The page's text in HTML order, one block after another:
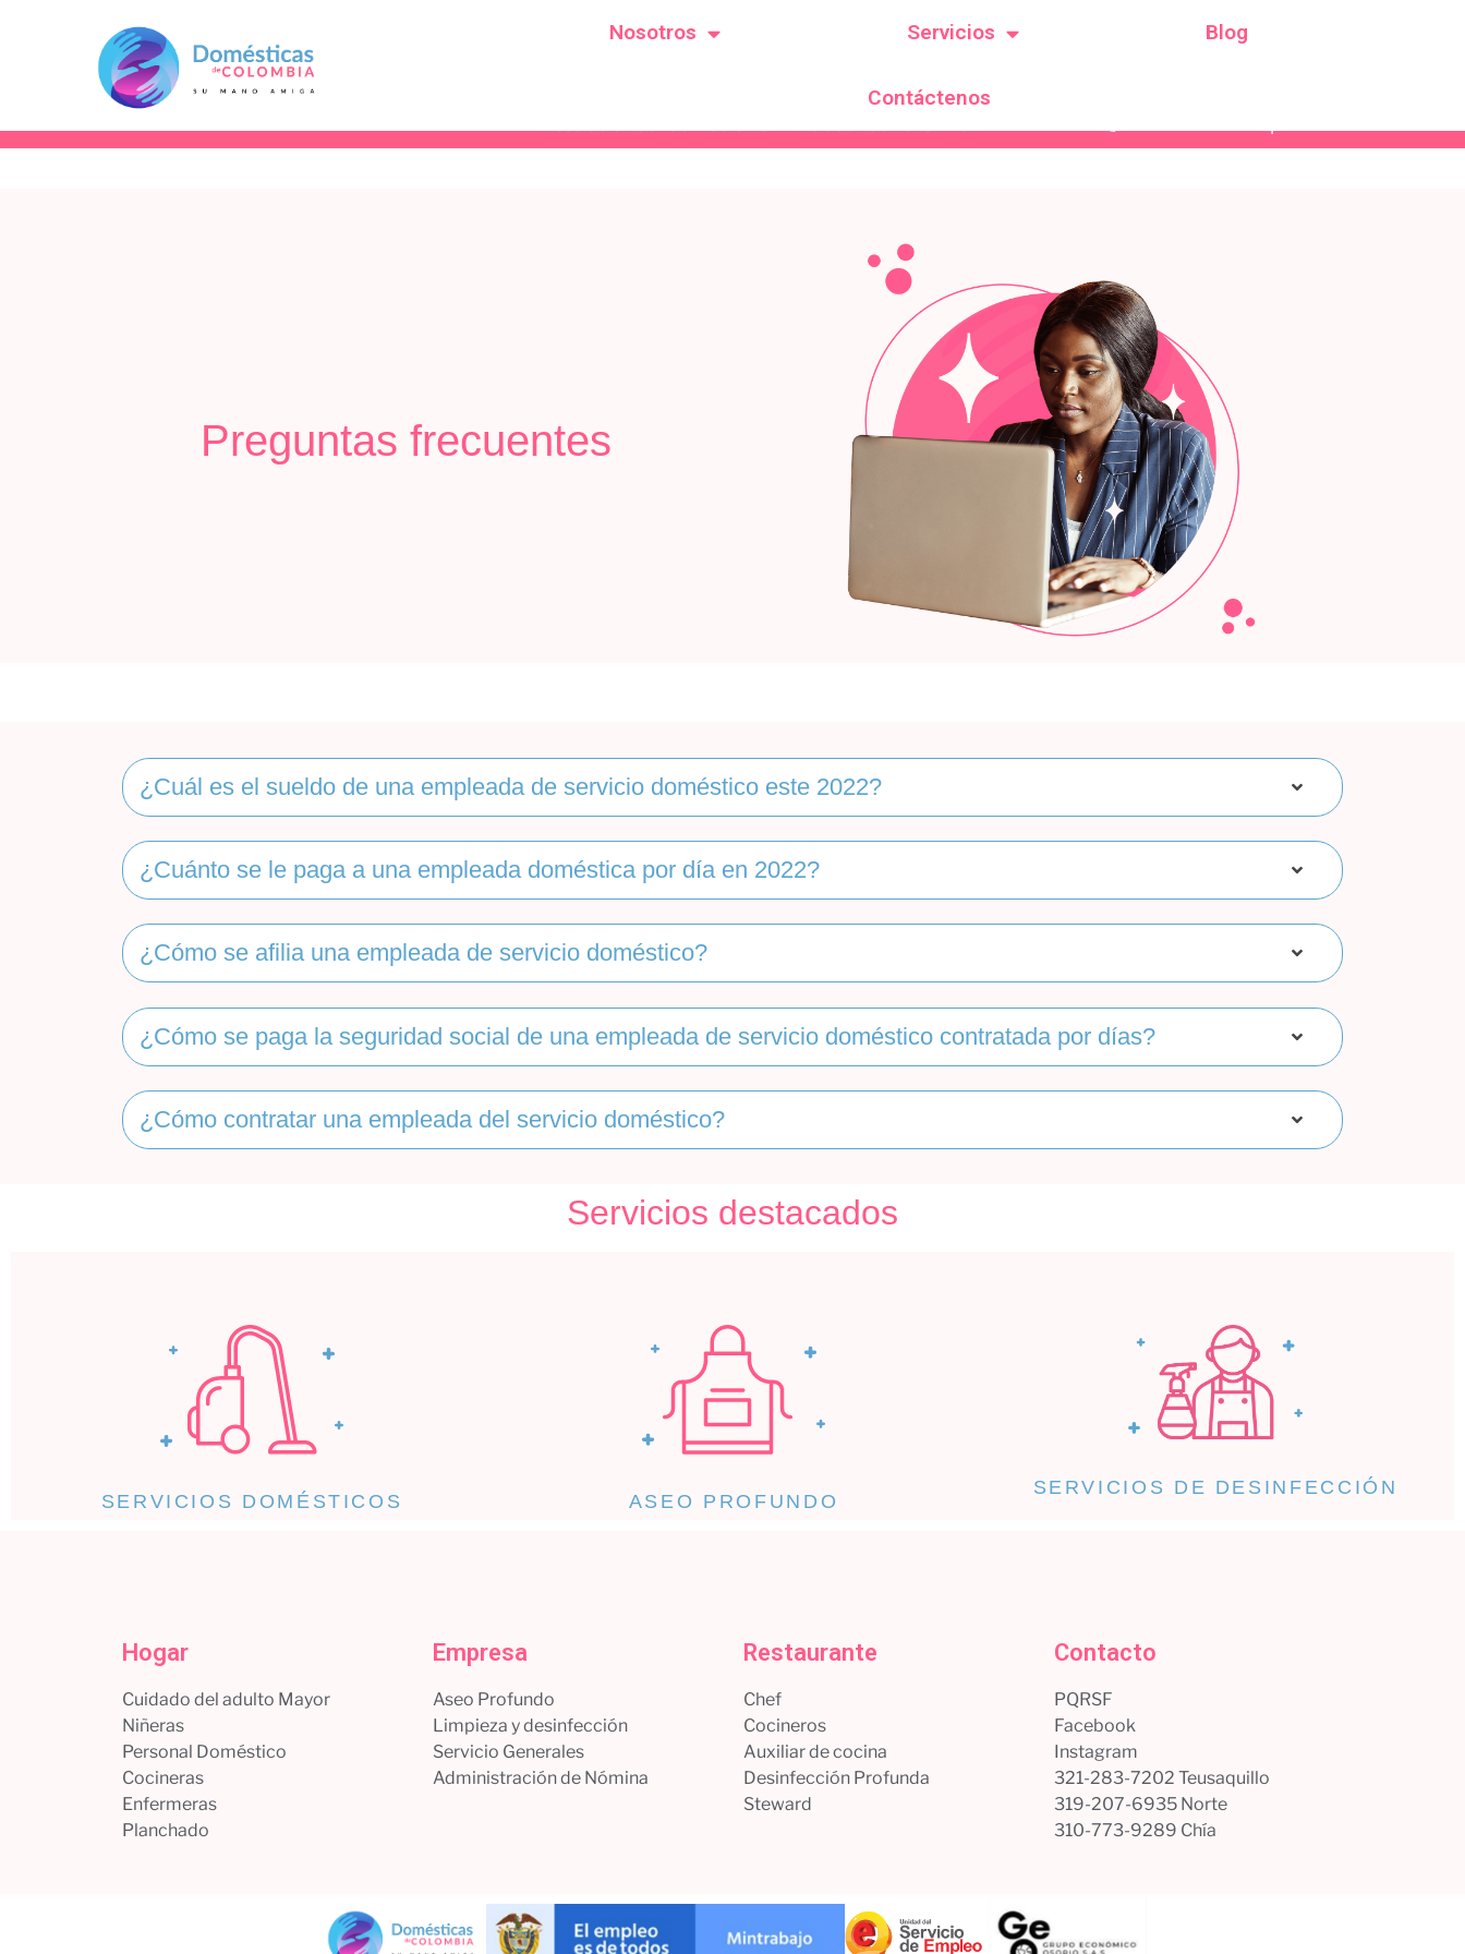
Nosotros Servicios Blog
Contáctenos
Preguntas frecuentes
¿Cuál es el sueldo de una empleada de servicio doméstico este 2022?
¿Cuánto se le paga a una empleada doméstica por día en 2022?
¿Cómo se afilia una empleada de servicio doméstico?
¿Cómo se paga la seguridad social de una empleada de servicio doméstico contratada por días?
¿Cómo contratar una empleada del servicio doméstico?
Servicios destacados
SERVICIOS DOMÉSTICOS ASEO PROFUNDO
SERVICIOS DE DESINFECCIÓN
Hogar
Cuidado del adulto Mayor
Niñeras
Personal Doméstico
Cocineras
Enfermeras
Planchado
Empresa
Aseo Profundo
Limpieza y desinfección
Servicio Generales
Administración de Nómina
Restaurante
Chef
Cocineros
Auxiliar de cocina
Desinfección Profunda
Steward
Contacto
PQRSF
Facebook
Instagram
321-283-7202 Teusaquillo
319-207-6935 Norte
310-773-9289 Chía